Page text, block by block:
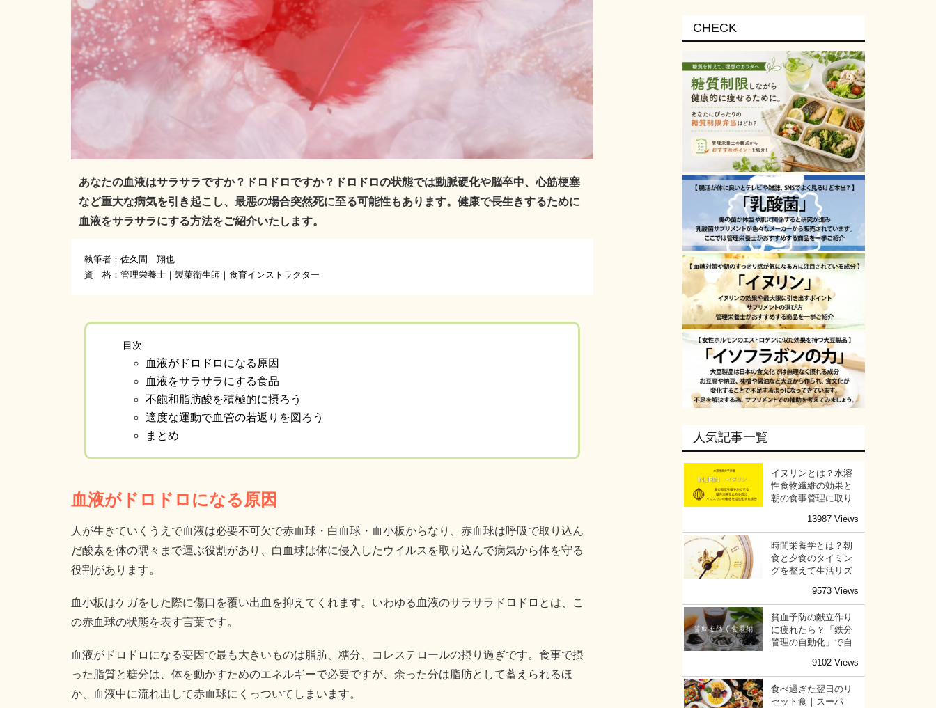
あなたの血液はサラサラですか？ドロドロですか？ドロドロの状態では動脈硬化や脳卒中、心筋梗塞
など重大な病気を引き起こし、最悪の場合突然死に至る可能性もあります。健康で長生きするために
血液をサラサラにする方法をご紹介いたします。
執筆者：佐久間 翔也
資 格：管理栄養士｜製菓衛生師｜食育インストラクター
目次
血液がドロドロになる原因
血液をサラサラにする食品
不飽和脂肪酸を積極的に摂ろう
適度な運動で血管の若返りを図ろう
まとめ
血液がドロドロになる原因
人が生きていくうえで血液は必要不可欠で赤血球・白血球・血小板からなり、赤血球は呼吸で取り込ん
だ酸素を体の隅々まで運ぶ役割があり、白血球は体に侵入したウイルスを取り込んで病気から体を守る
役割があります。
血小板はケガをした際に傷口を覆い出血を抑えてくれます。いわゆる血液のサラサラドロドロとは、こ
の赤血球の状態を表す言葉です。
血液がドロドロになる要因で最も大きいものは脂肪、糖分、コレステロールの摂り過ぎです。食事で摂
った脂質と糖分は、体を動かすためのエネルギーで必要ですが、余った分は脂肪として蓄えられるほ
か、血液中に流れ出して赤血球にくっついてしまいます。
CHECK
人気記事一覧
イヌリンとは？水溶
性食物繊維の効果と
朝の食事管理に取り
13987 Views
時間栄養学とは？朝
食と夕食のタイミン
グを整えて生活リズ
9573 Views
貧血予防の献立作り
に疲れたら？「鉄分
管理の自動化」で自
9102 Views
食べ過ぎた翌日のリ
セット食｜スーパ